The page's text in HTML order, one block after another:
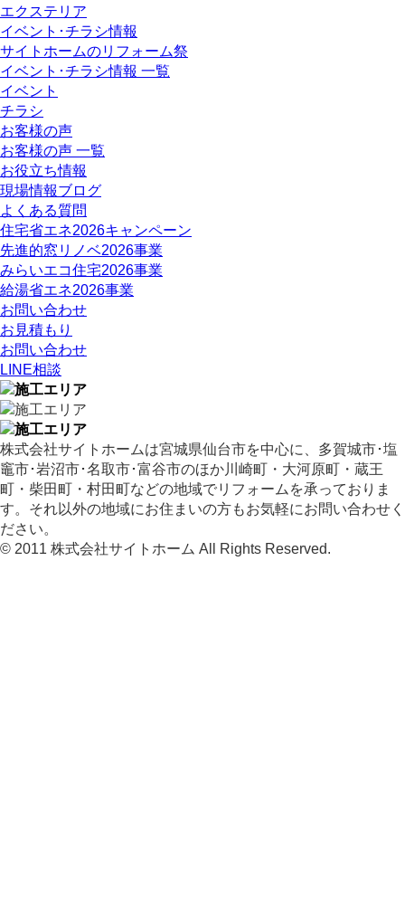
エクステリア
イベント･チラシ情報
サイトホームのリフォーム祭
イベント･チラシ情報 一覧
イベント
チラシ
お客様の声
お客様の声 一覧
お役立ち情報
現場情報ブログ
よくある質問
住宅省エネ2026キャンペーン
先進的窓リノベ2026事業
みらいエコ住宅2026事業
給湯省エネ2026事業
お問い合わせ
お見積もり
お問い合わせ
LINE相談
株式会社サイトホームは宮城県仙台市を中心に、多賀城市･塩
竈市･岩沼市･名取市･富谷市のほか川崎町・大河原町・蔵王
町・柴田町・村田町などの地域でリフォームを承っておりま
す。それ以外の地域にお住まいの方もお気軽にお問い合わせく
ださい。
© 2011 株式会社サイトホーム All Rights Reserved.